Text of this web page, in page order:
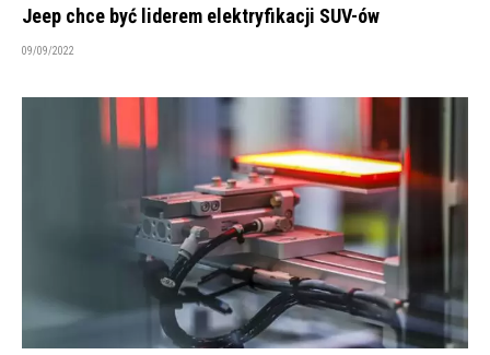
Jeep chce być liderem elektryfikacji SUV-ów
09/09/2022